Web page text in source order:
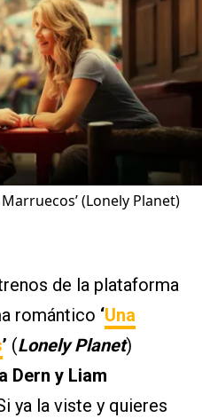
(Lonely Planet)
de la plataforma
romántico ‘Una
’ (Lonely Planet)
Dern y Liam
ya la viste y quieres